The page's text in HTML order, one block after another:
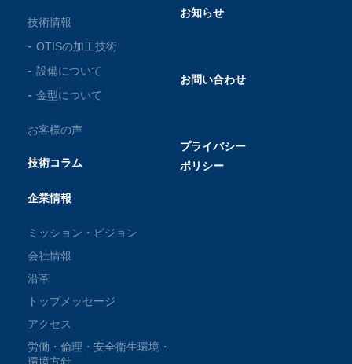
技術情報
OTISの加工技術
設備について
金型について
お客様の声
技術コラム
企業情報
ミッション・ビジョン
会社情報
沿革
トップメッセージ
アクセス
労働・倫理・安全衛生環境・
お知らせ
お問い合わせ
プライバシー
ポリシー